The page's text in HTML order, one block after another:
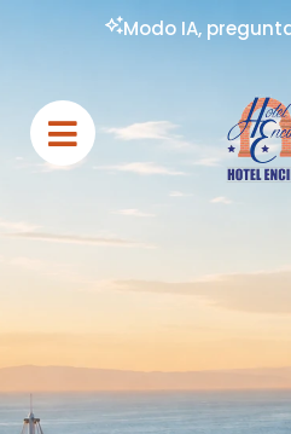
Modo IA,